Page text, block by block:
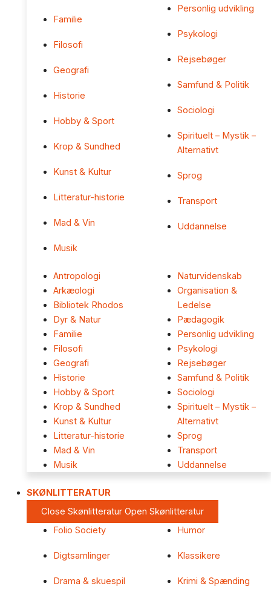
Familie
Filosofi
Geografi
Historie
Hobby & Sport
Krop & Sundhed
Kunst & Kultur
Litteratur-historie
Mad & Vin
Musik
Personlig udvikling
Psykologi
Rejsebøger
Samfund & Politik
Sociologi
Spirituelt – Mystik –
Alternativt
Sprog
Transport
Uddannelse
Antropologi
Arkæologi
Bibliotek Rhodos
Dyr & Natur
Familie
Filosofi
Geografi
Historie
Hobby & Sport
Krop & Sundhed
Kunst & Kultur
Litteratur-historie
Mad & Vin
Musik
Naturvidenskab
Organisation &
Ledelse
Pædagogik
Personlig udvikling
Psykologi
Rejsebøger
Samfund & Politik
Sociologi
Spirituelt – Mystik –
Alternativt
Sprog
Transport
Uddannelse
SKØNLITTERATUR
Close Skønlitteratur Open Skønlitteratur
Folio Society
Digtsamlinger
Drama & skuespil
Humor
Klassikere
Krimi & Spænding